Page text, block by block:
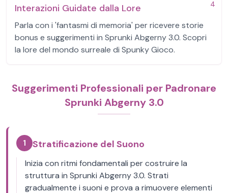
4
Interazioni Guidate dalla Lore
Parla con i 'fantasmi di memoria' per ricevere storie
bonus e suggerimenti in Sprunki Abgerny 3.0. Scopri
la lore del mondo surreale di Spunky Gioco.
Suggerimenti Professionali per Padronare
Sprunki Abgerny 3.0
1 Stratificazione del Suono
Inizia con ritmi fondamentali per costruire la
struttura in Sprunki Abgerny 3.0. Strati
gradualmente i suoni e prova a rimuovere elementi